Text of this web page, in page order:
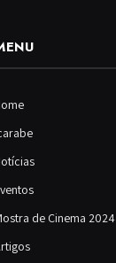
de Cinema 2024